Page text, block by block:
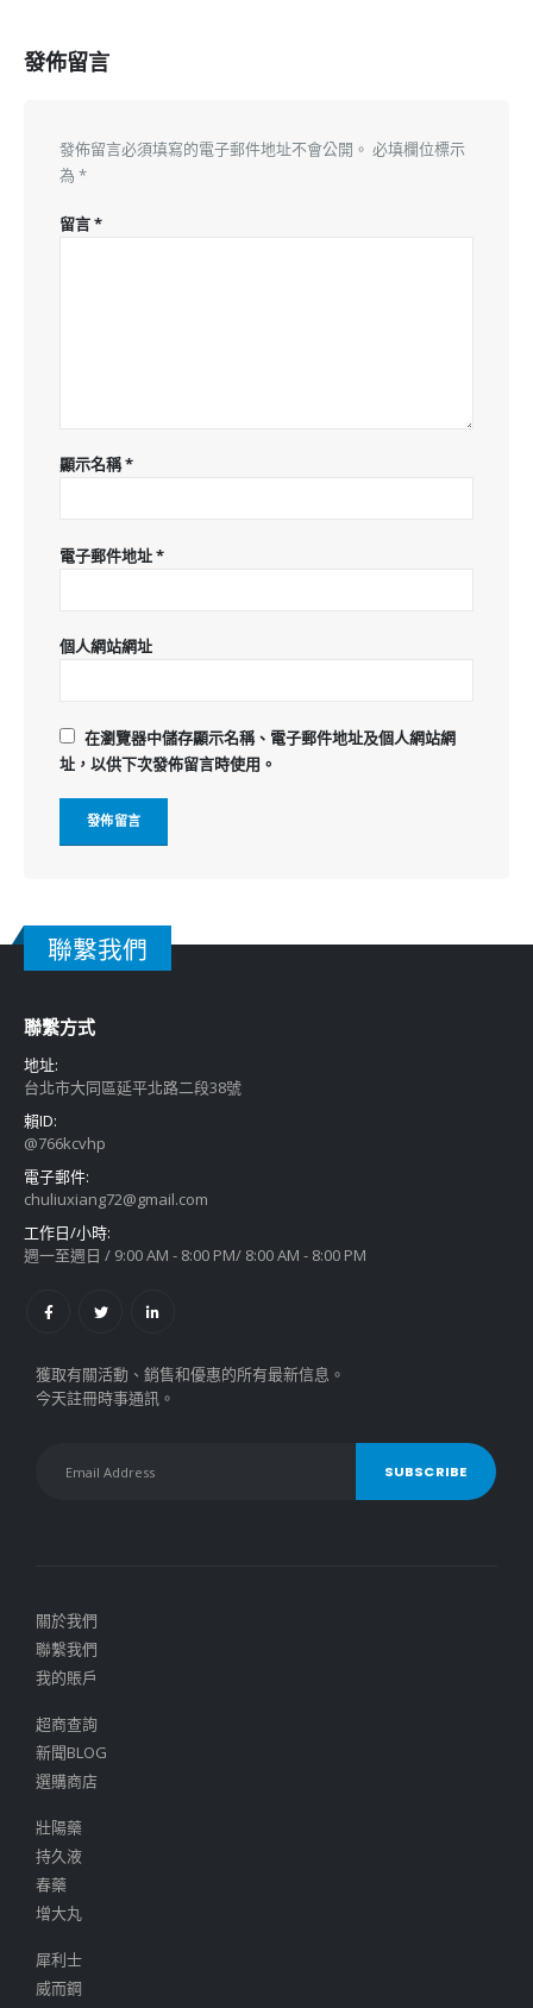
發佈留言
發佈留言必須填寫的電子郵件地址不會公開。 必填欄位標示
為 *
留言*
顯示名稱*
電子郵件地址*
個人網站網址
在瀏覽器中儲存顯示名稱、電子郵件地址及個人網站網
址，以供下次發佈留言時使用。
聯繫我們
聯繫方式
地址:
台北市大同區延平北路二段38號
賴ID:
@766kcvhp
電子郵件:
chuliuxiang72@gmail.com
工作日/小時:
週一至週日 / 9:00 AM - 8:00 PM/ 8:00 AM - 8:00 PM
獲取有關活動、銷售和優惠的所有最新信息。
今天註冊時事通訊。
關於我們
聯繫我們
我的賬戶
超商查詢
新聞BLOG
選購商店
壯陽藥
持久液
春藥
增大丸
犀利士
威而鋼